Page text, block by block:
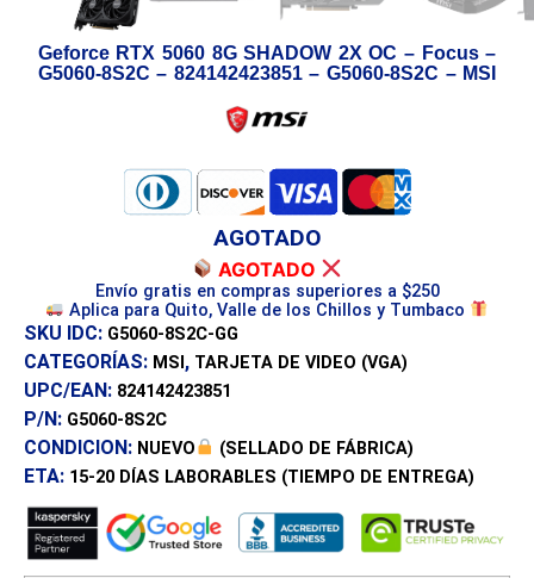
Geforce RTX 5060 8G SHADOW 2X OC – Focus –
G5060-8S2C – 824142423851 – G5060-8S2C – MSI
AGOTADO
AGOTADO
Envío gratis en compras superiores a $250
Aplica para Quito, Valle de los Chillos y Tumbaco
SKU IDC: G5060-8S2C-GG
CATEGORÍAS: MSI , TARJETA DE VIDEO (VGA)
UPC/EAN: 824142423851
P/N: G5060-8S2C
CONDICION: NUEVO (SELLADO DE FÁBRICA)
ETA: 15-20 DÍAS LABORABLES (TIEMPO DE ENTREGA)